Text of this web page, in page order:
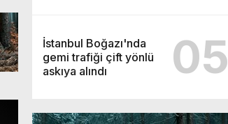
İstanbul Boğazı'nda
gemi trafiği çift yönlü
askıya alındı
05